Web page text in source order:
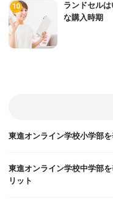
ランドセル
な購入時期
東進オンライン学校小学部
東進オンライン学校中学部
リット